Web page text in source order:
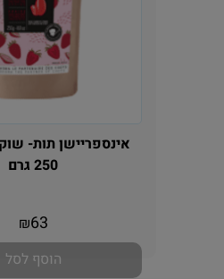
אינספריישן תות-
250 גרם
₪63
הוסף לסל